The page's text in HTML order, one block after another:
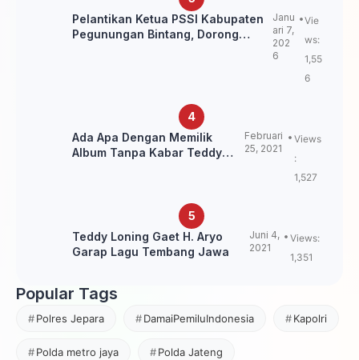
Pelantikan Ketua PSSI Kabupaten
Pegunungan Bintang, Dorong
Janu
ari 7,
202
6
Vie
ws:
1,55
6
Ada Apa Dengan Memilik
Album Tanpa Kabar Teddy
Februari
25, 2021
Views
:
1,527
Teddy Loning Gaet H. Aryo
Garap Lagu Tembang Jawa
Juni 4,
2021
Views:
1,351
Popular Tags
Polres Jepara DamaiPemiluIndonesia Kapolri
Polda metro jaya Polda Jateng